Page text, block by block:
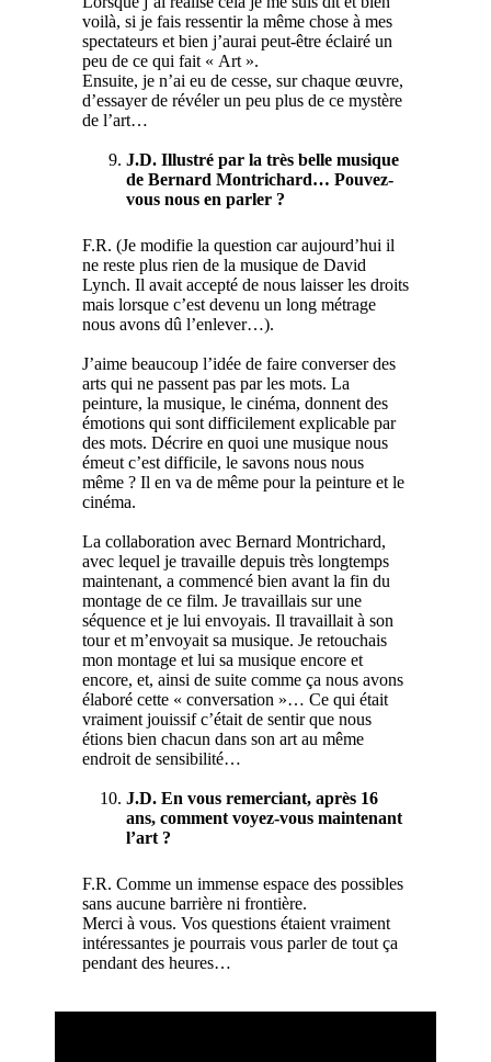
voilà, si je fais ressentir la même chose à mes
spectateurs et bien j’aurai peut-être éclairé un
peu de ce qui fait « Art ».
Ensuite, je n’ai eu de cesse, sur chaque œuvre,
d’essayer de révéler un peu plus de ce mystère
de l’art…
J.D. Illustré par la très belle musique
de Bernard Montrichard… Pouvez-
vous nous en parler ?
F.R. (Je modifie la question car aujourd’hui il
ne reste plus rien de la musique de David
Lynch. Il avait accepté de nous laisser les droits
mais lorsque c’est devenu un long métrage
nous avons dû l’enlever…).
J’aime beaucoup l’idée de faire converser des
arts qui ne passent pas par les mots. La
peinture, la musique, le cinéma, donnent des
émotions qui sont difficilement explicable par
des mots. Décrire en quoi une musique nous
émeut c’est difficile, le savons nous nous
même ? Il en va de même pour la peinture et le
cinéma.
La collaboration avec Bernard Montrichard,
avec lequel je travaille depuis très longtemps
maintenant, a commencé bien avant la fin du
montage de ce film. Je travaillais sur une
séquence et je lui envoyais. Il travaillait à son
tour et m’envoyait sa musique. Je retouchais
mon montage et lui sa musique encore et
encore, et, ainsi de suite comme ça nous avons
élaboré cette « conversation »… Ce qui était
vraiment jouissif c’était de sentir que nous
étions bien chacun dans son art au même
endroit de sensibilité…
J.D. En vous remerciant, après 16
ans, comment voyez-vous maintenant
l’art ?
F.R. Comme un immense espace des possibles
sans aucune barrière ni frontière.
Merci à vous. Vos questions étaient vraiment
intéressantes je pourrais vous parler de tout ça
pendant des heures…